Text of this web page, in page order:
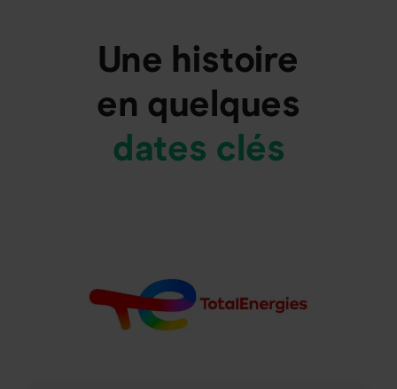
Une histoire
en quelques
dates clés